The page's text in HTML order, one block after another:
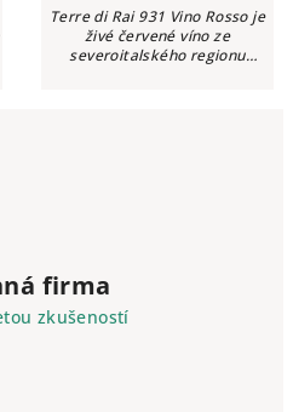
firma
zkušeností
Terre di Rai 931 Vino Rosso je
živé červené víno ze
severoitalského regionu